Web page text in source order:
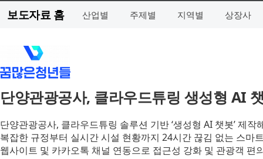
보도자료 홈 산업별 주제별 지역별 상장사
단양관광공사, 클라우드튜링 생성형 AI
단양관광공사, 클라우드튜링 솔루션 기반 ‘생성형 AI 챗봇’ 제작
복잡한 규정부터 실시간 시설 현황까지 24시간 끊김 없는 스마
웹사이트 및 카카오톡 채널 연동으로 접근성 강화 및 관광객 편